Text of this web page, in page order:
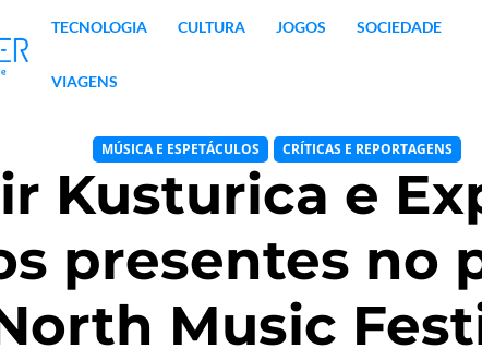
TECNOLOGIA CULTURA JOGOS SOCIEDADE
VIAGENS
MÚSICA E ESPETÁCULOS CRÍTICAS E REPORTAGENS
Kusturica e
presentes no
Music